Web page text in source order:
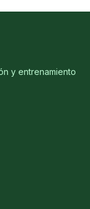
y entrenamiento